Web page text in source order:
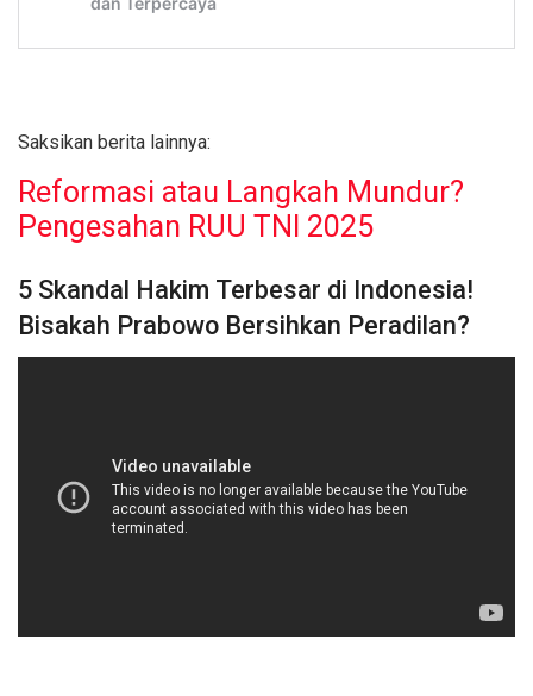
Saksikan berita lainnya:
Reformasi atau Langkah Mundur?
Pengesahan RUU TNI 2025
5 Skandal Hakim Terbesar di Indonesia!
Bisakah Prabowo Bersihkan Peradilan?